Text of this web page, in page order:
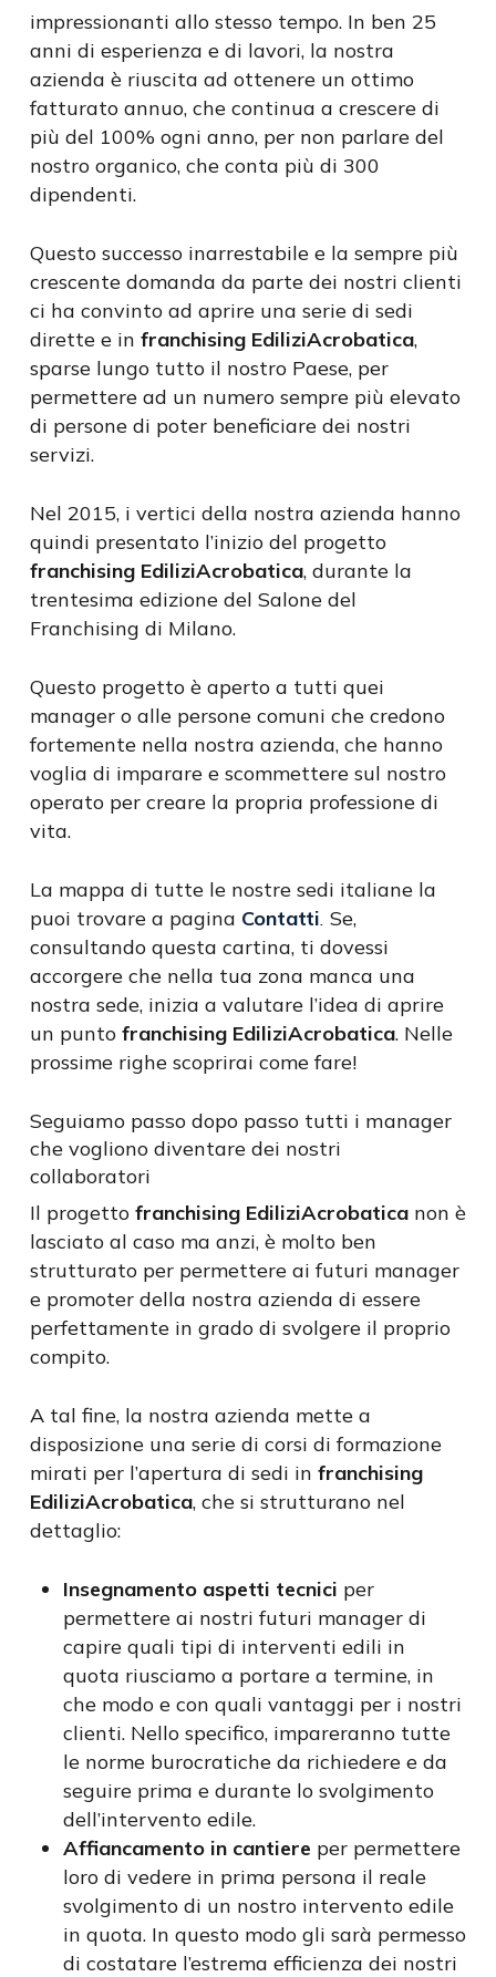
impressionanti allo stesso tempo. In ben 25
anni di esperienza e di lavori, la nostra
azienda è riuscita ad ottenere un ottimo
fatturato annuo, che continua a crescere di
più del 100% ogni anno, per non parlare del
nostro organico, che conta più di 300
dipendenti.
Questo successo inarrestabile e la sempre più
crescente domanda da parte dei nostri clienti
ci ha convinto ad aprire una serie di sedi
dirette e in franchising EdiliziAcrobatica,
sparse lungo tutto il nostro Paese, per
permettere ad un numero sempre più elevato
di persone di poter beneficiare dei nostri
servizi.
Nel 2015, i vertici della nostra azienda hanno
quindi presentato l’inizio del progetto
franchising EdiliziAcrobatica, durante la
trentesima edizione del Salone del
Franchising di Milano.
Questo progetto è aperto a tutti quei
manager o alle persone comuni che credono
fortemente nella nostra azienda, che hanno
voglia di imparare e scommettere sul nostro
operato per creare la propria professione di
vita.
La mappa di tutte le nostre sedi italiane la
puoi trovare a pagina Contatti. Se,
consultando questa cartina, ti dovessi
accorgere che nella tua zona manca una
nostra sede, inizia a valutare l’idea di aprire
un punto franchising EdiliziAcrobatica. Nelle
prossime righe scoprirai come fare!
Seguiamo passo dopo passo tutti i manager
che vogliono diventare dei nostri
collaboratori
Il progetto franchising EdiliziAcrobaticanon è
lasciato al caso ma anzi, è molto ben
strutturato per permettere ai futuri manager
e promoter della nostra azienda di essere
perfettamente in grado di svolgere il proprio
compito.
A tal fine, la nostra azienda mette a
disposizione una serie di corsi di formazione
mirati per l’apertura di sedi in franchising
EdiliziAcrobatica, che si strutturano nel
dettaglio:
Insegnamento aspetti tecnici per
permettere ai nostri futuri manager di
capire quali tipi di interventi edili in
quota riusciamo a portare a termine, in
che modo e con quali vantaggi per i nostri
clienti. Nello specifico, impareranno tutte
le norme burocratiche da richiedere e da
seguire prima e durante lo svolgimento
dell’intervento edile.
Affiancamento in cantiere per permettere
loro di vedere in prima persona il reale
svolgimento di un nostro intervento edile
in quota. In questo modo gli sarà permesso
di costatare l’estrema efficienza dei nostri